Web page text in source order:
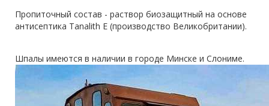
Пропиточный состав - раствор биозащитный на основе
антисептика Tanalith E (производство Великобритании).
Шпалы имеются в наличии в городе Минске и Слониме.